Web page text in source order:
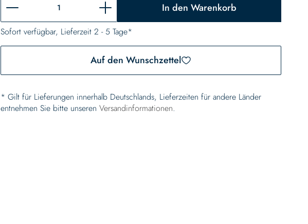
In den Warenkorb
Sofort verfügbar, Lieferzeit 2 - 5 Tage*
Auf den Wunschzettel
* Gilt für Lieferungen innerhalb Deutschlands, Lieferzeiten für andere Länder
entnehmen Sie bitte unserenVersandinformationen.